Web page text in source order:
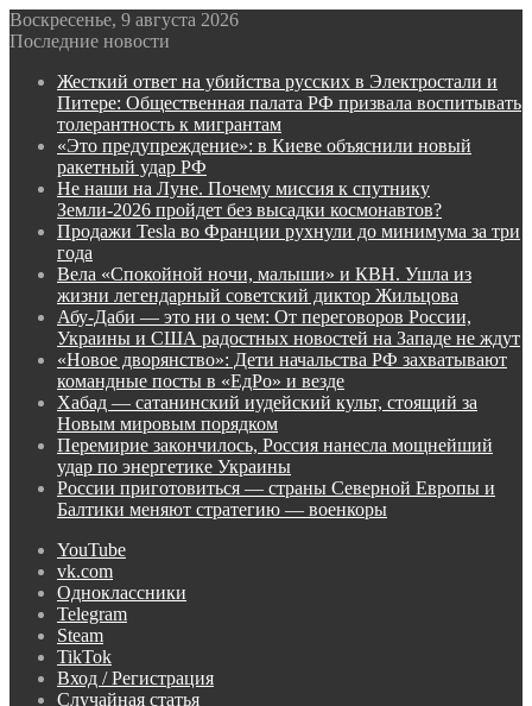
Воскресенье, 9 августа 2026
Последние новости
Жесткий ответ на убийства русских в Электростали и
Питере: Общественная палата РФ призвала воспитывать
толерантность к мигрантам
«Это предупреждение»: в Киеве объяснили новый
ракетный удар РФ
Не наши на Луне. Почему миссия к спутнику
Земли-2026 пройдет без высадки космонавтов?
Продажи Tesla во Франции рухнули до минимума за три
года
Вела «Спокойной ночи, малыши» и КВН. Ушла из
жизни легендарный советский диктор Жильцова
Абу-Даби — это ни о чем: От переговоров России,
Украины и США радостных новостей на Западе не ждут
«Новое дворянство»: Дети начальства РФ захватывают
командные посты в «ЕдРо» и везде
Хабад — сатанинский иудейский культ, стоящий за
Новым мировым порядком
Перемирие закончилось, Россия нанесла мощнейший
удар по энергетике Украины
России приготовиться — страны Северной Европы и
Балтики меняют стратегию — военкоры
YouTube
vk.com
Одноклассники
Telegram
Steam
TikTok
Вход / Регистрация
Случайная статья